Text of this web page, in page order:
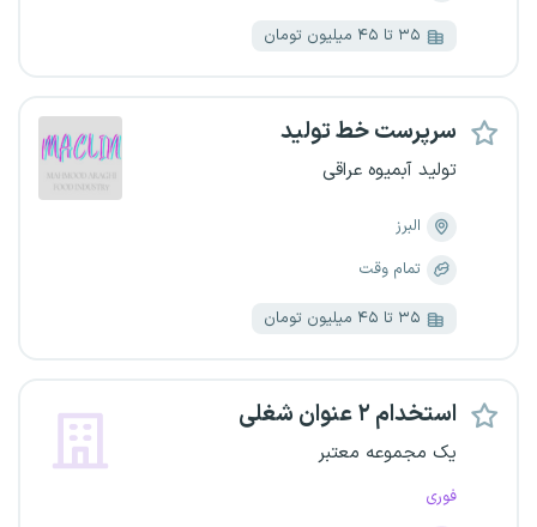
۳۵ تا ۴۵ میلیون تومان
سرپرست خط تولید
تولید آبمیوه عراقی
البرز
تمام وقت
۳۵ تا ۴۵ میلیون تومان
استخدام ۲ عنوان شغلی
یک مجموعه معتبر
فوری